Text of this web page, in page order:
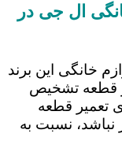
ال جی در
خانگی این برند
قطعه تشخیص
تعمیر قطعه
نباشد، نسبت به